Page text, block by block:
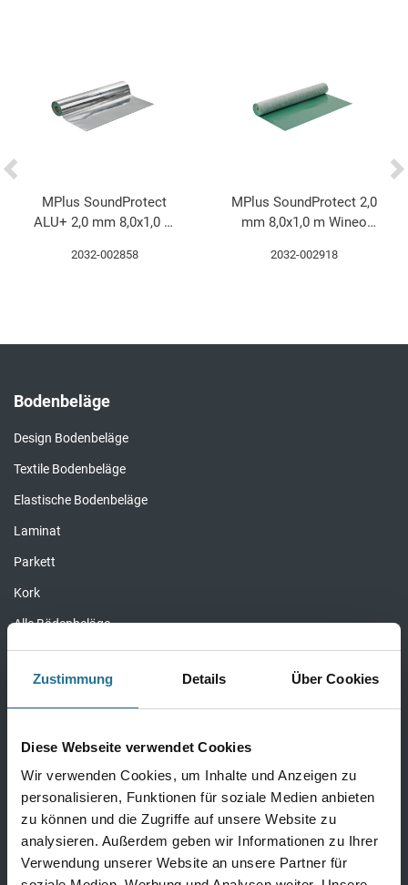
Zustimmung Details Über Cookies
Diese Webseite verwendet Cookies
Wir verwenden Cookies, um Inhalte und Anzeigen zu
personalisieren, Funktionen für soziale Medien anbieten
zu können und die Zugriffe auf unsere Website zu
analysieren. Außerdem geben wir Informationen zu Ihrer
Verwendung unserer Website an unsere Partner für
MPlus SoundProtect
ALU+ 2,0 mm 8,0x1,0 m
Polyurethan-Mineral
2032-002858
MPlus SoundProtect 2,0
mm 8,0x1,0 m Wineo
Mineral
2032-002918
Bodenbeläge
Design Bodenbeläge
Textile Bodenbeläge
Elastische Bodenbeläge
Laminat
Parkett
Kork
Alle Bödenbeläge
Wandbeläge
Fertigtapeten Premium
Überstreichbare Tapeten & Vliese
Fertigtapeten Basic
Alle Wandbeläge